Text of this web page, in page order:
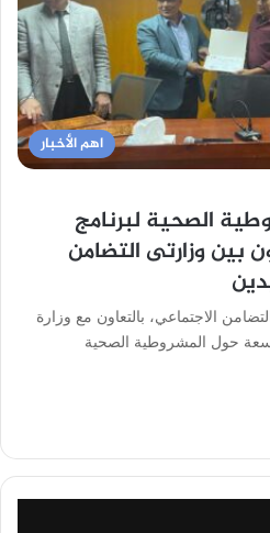
اهم الأخبار
الصحية لبرنامج
بين وزارتى التضامن
الاجتماعي، بالتعاون مع وزارة
حول المشروطية الصحية